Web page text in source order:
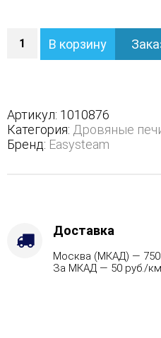
Печь
Геленджик
трехстороннем
кожухе
с
открытым
Жадеит
В корзину
Артикул: 1010876
Категория: Дровяные
Бренд: Easysteam
Доставка
Москва (МКАД) — 750
За МКАД — 50 руб./км